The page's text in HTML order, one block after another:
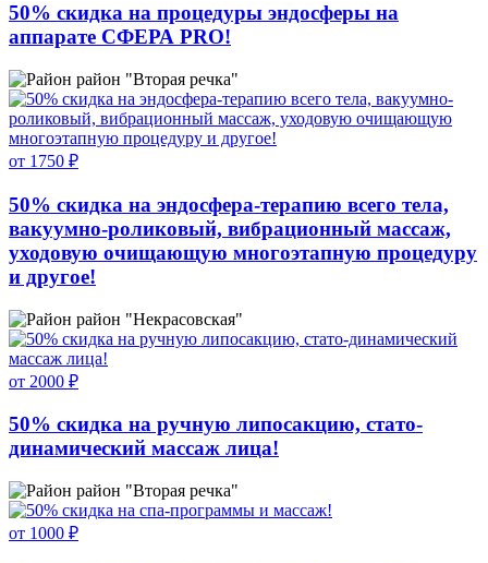
50% скидка на процедуры эндосферы на
аппарате СФЕРА PRO!
район "Вторая речка"
от 1750 ₽
50% скидка на эндосфера-терапию всего тела,
вакуумно-роликовый, вибрационный массаж,
уходовую очищающую многоэтапную процедуру
и другое!
район "Некрасовская"
от 2000 ₽
50% скидка на ручную липосакцию, стато-
динамический массаж лица!
район "Вторая речка"
от 1000 ₽